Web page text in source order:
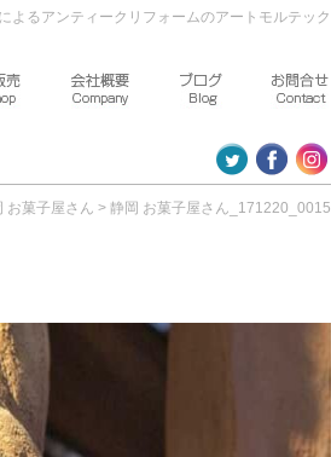
よるアンティークリフォームのアートモルテック
るまで ～Work Flow～
商品販売 ～Shop～会社概要 ～Company～
ブログ ～Blog～
お菓子屋さん > 静岡 お菓子屋さん_171220_0015